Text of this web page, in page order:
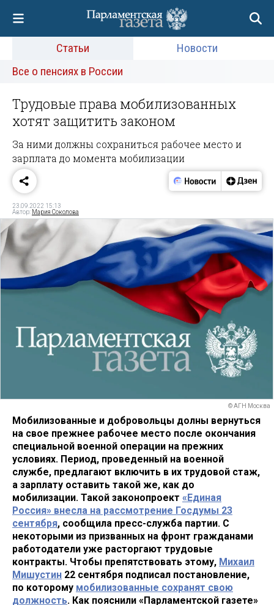
Статьи
Новости
Все о пенсиях в России
Трудовые права мобилизованных
хотят защитить законом
За ними должны сохраниться рабочее место и
зарплата до момента мобилизации
23.09.2022 15:13
Автор: Мария Соколова
© АГН Москва
Мобилизованные и добровольцы долны вернуться
на свое прежнее рабочее место после окончания
специальной военной операции на прежних
условиях. Период, проведенный на военной
службе, предлагают включить в их трудовой стаж,
а зарплату оставить такой же, как до
мобилизации. Такой законопроект «Единая
Россия» внесла на рассмотрение Госдумы 23
сентября, сообщила пресс-служба партии. С
некоторыми из призванных на фронт гражданами
работодатели уже расторгают трудовые
контракты. Чтобы препятствовать этому, Михаил
Мишустин 22 сентября подписал постановление,
по которому мобилизованные сохранят свою
должность. Как пояснили «Парламентской газете»